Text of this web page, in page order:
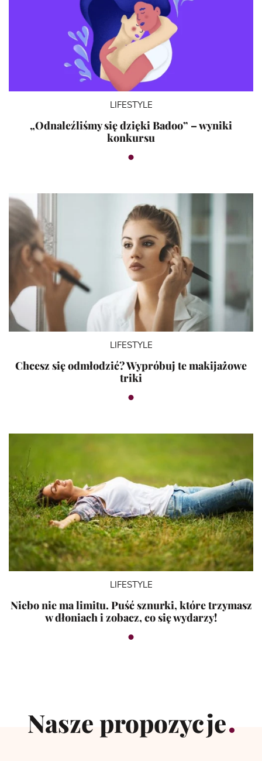
LIFESTYLE
„Odnaleźliśmy się dzięki Badoo” – wyniki
konkursu
LIFESTYLE
Chcesz się odmłodzić? Wypróbuj te makijażowe
triki
LIFESTYLE
Niebo nie ma limitu. Puść sznurki, które trzymasz
w dłoniach i zobacz, co się wydarzy!
Nasze propozycje